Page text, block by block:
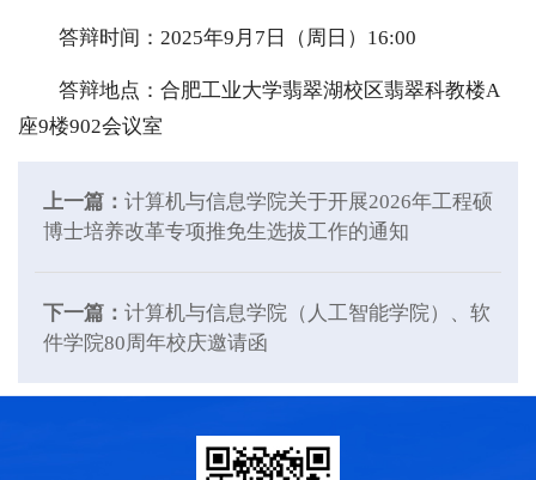
答辩时间：2025年9月7日（周日）16:00
答辩地点：合肥工业大学翡翠湖校区翡翠科教楼A
座9楼902会议室
上一篇： 计算机与信息学院关于开展2026年工程硕
博士培养改革专项推免生选拔工作的通知
下一篇： 计算机与信息学院（人工智能学院）、软
件学院80周年校庆邀请函